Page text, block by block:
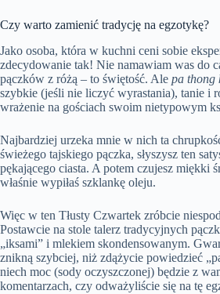
Czy warto zamienić tradycję na egzotykę?
Jako osoba, która w kuchni ceni sobie
zdecydowanie tak! Nie namawiam was do
pączków z różą – to świętość. Ale pa thong
szybkie (jeśli nie liczyć wyrastania), tanie i
wrażenie na gościach swoim nietypowym
Najbardziej urzeka mnie w nich ta
świeżego tajskiego pączka, słyszysz ten
pękającego ciasta. A potem czujesz miękki
właśnie wypiłaś szklankę oleju.
Więc w ten Tłusty Czwartek zróbcie
Postawcie na stole talerz tradycyjnych
„iksami” i mlekiem skondensowanym.
znikną szybciej, niż zdążycie powiedzieć
niech moc (sody oczyszczonej) będzie z
komentarzach, czy odważyliście się na tę